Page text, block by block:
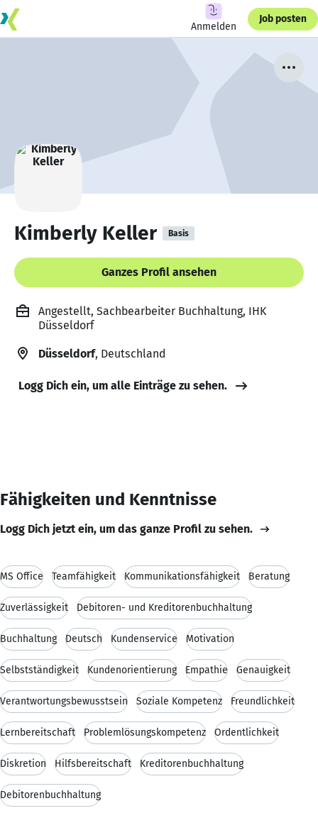
Anmelden
Job posten
Kimberly Keller Basis
Ganzes Profil ansehen
Angestellt, Sachbearbeiter Buchhaltung, IHK
Düsseldorf
Düsseldorf, Deutschland
Logg Dich ein, um alle Einträge zu sehen.
Fähigkeiten und Kenntnisse
Logg Dich jetzt ein, um das ganze Profil zu sehen.
MS Office Teamfähigkeit Kommunikationsfähigkeit Beratung
Zuverlässigkeit Debitoren- und Kreditorenbuchhaltung
Buchhaltung Deutsch Kundenservice Motivation
Selbstständigkeit Kundenorientierung Empathie Genauigkeit
Verantwortungsbewusstsein Soziale Kompetenz Freundlichkeit
Lernbereitschaft Problemlösungskompetenz Ordentlichkeit
Diskretion Hilfsbereitschaft Kreditorenbuchhaltung
Debitorenbuchhaltung